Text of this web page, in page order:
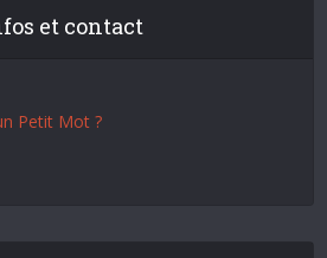
et contact
Petit Mot ?